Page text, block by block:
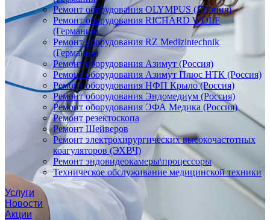
Ремонт оборудования OLYMPUS (Япония)
Ремонт оборудования RICHARD WOLF
(Германия)
Ремонт оборудования RZ Medizintechnik
(Германия)
Ремонт оборудования Азимут (Россия)
Ремонт оборудования Азимут Плюс НТК (Россия)
Ремонт оборудования НФП Крыло (Россия)
Ремонт оборудования Эндомедиум (Россия)
Ремонт оборудования ЭФА Медика (Россия)
Ремонт резектоскопа
Ремонт Шейверов
Ремонт электрохирургических высокочастотных
коагуляторов (ЭХВЧ)
Ремонт эндовидеокамеры\процессоры
Техническое обслуживание медицинской техники
Услуги
Новости
Акции